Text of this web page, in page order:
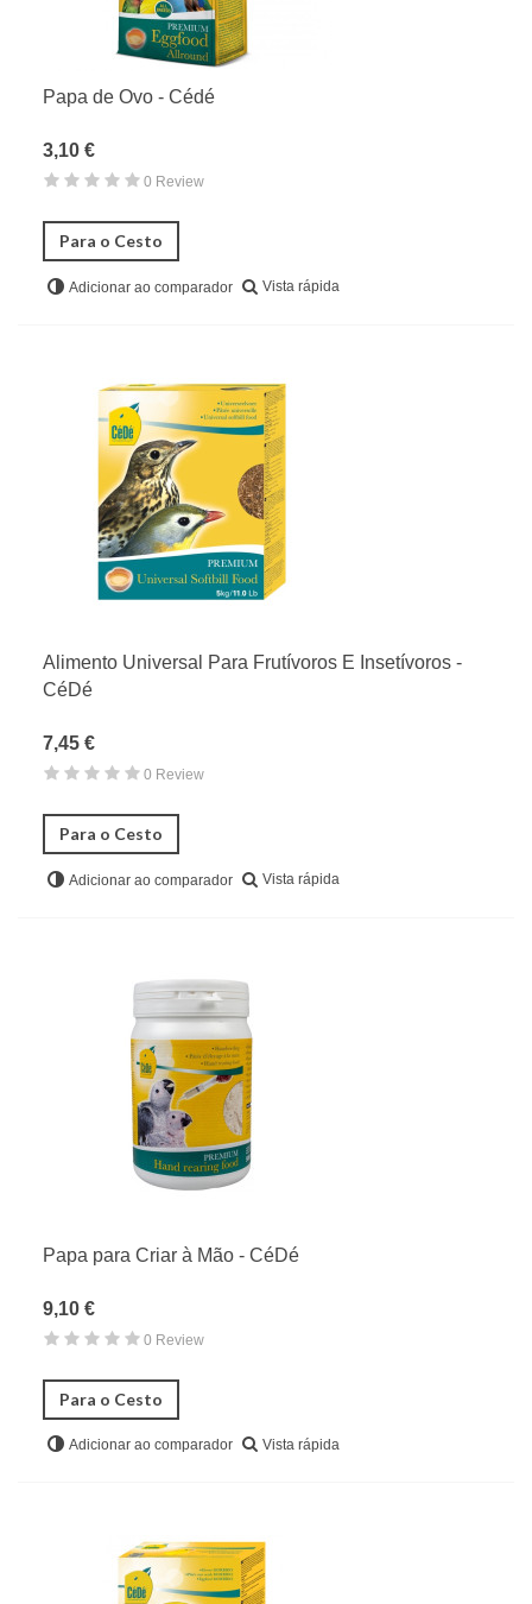
Papa de Ovo - Cédé
3,10 €
0 Review
Para o Cesto
Adicionar ao comparador Vista rápida
Alimento Universal Para Frutívoros E Insetívoros -
CéDé
7,45 €
0 Review
Para o Cesto
Adicionar ao comparador Vista rápida
Papa para Criar à Mão - CéDé
9,10 €
0 Review
Para o Cesto
Adicionar ao comparador Vista rápida